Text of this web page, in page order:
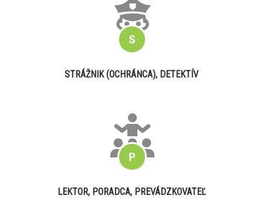
STRÁŽNIK (OCHRÁNCA), DETEKTÍV
LEKTOR, PORADCA, PREVÁDZKOVATEĽ